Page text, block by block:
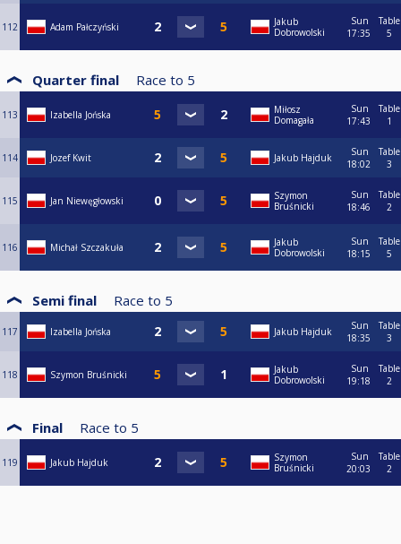
112 Adam Pałczyński
Jakub
Dobrowolski
Sun
17:35
Table
5
Quarter final Race to 5
113 Izabella Jońska
Miłosz
Domagała
Sun
17:43
Table
1
114 Jozef Kwit Jakub Hajduk
Sun
18:02
Table
3
115 Jan Niewęgłowski
Szymon
Bruśnicki
Sun
18:46
Table
2
116 Michał Szczakuła
Jakub
Dobrowolski
Sun
18:15
Table
5
Semi final Race to 5
117 Izabella Jońska Jakub Hajduk
Sun
18:35
Table
3
118 Szymon Bruśnicki
Jakub
Dobrowolski
Sun
19:18
Table
2
Final Race to 5
119 Jakub Hajduk
Szymon
Bruśnicki
Sun
20:03
Table
2